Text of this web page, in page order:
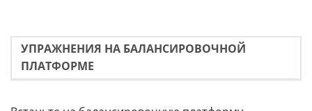
УПРАЖНЕНИЯ НА БАЛАНСИРОВОЧНОЙ
ПЛАТФОРМЕ